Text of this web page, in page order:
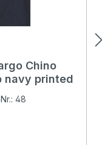
Chino
navy printed
48